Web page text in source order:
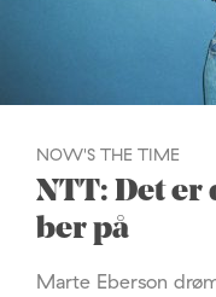
NOW'S THE TIME
NTT: Det
ber på
Marte Eberson